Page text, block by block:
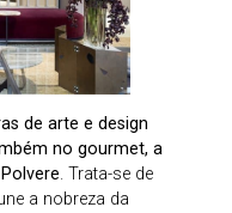
de arte e design
no gourmet, a
. Trata-se de
a nobreza da